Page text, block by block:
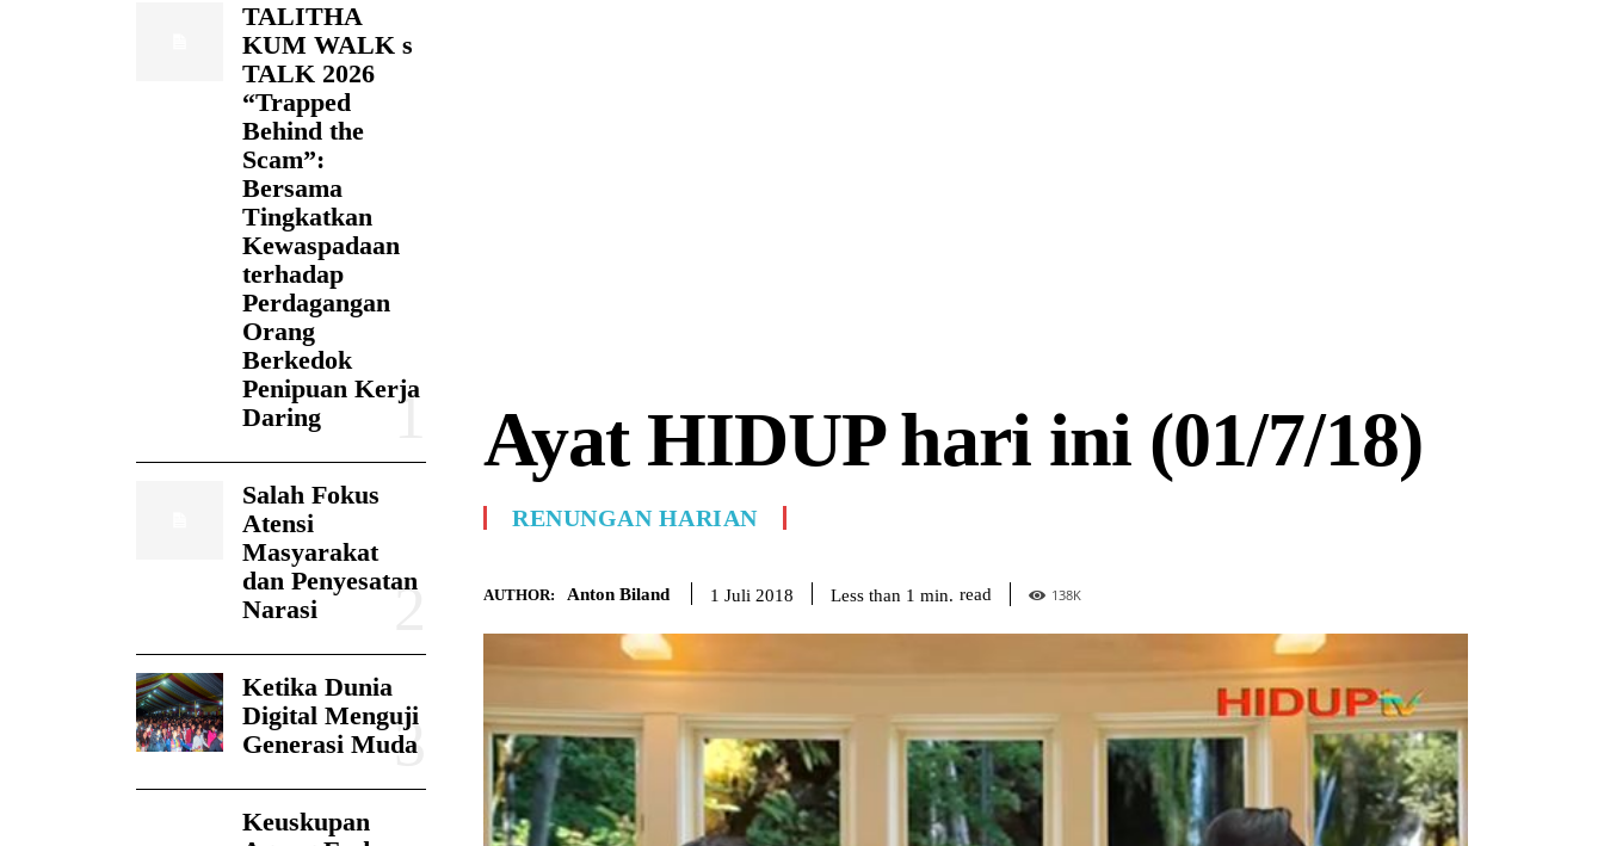
TALITHA
KUM WALK s
TALK 2026
“Trapped
Behind the
Scam”:
Bersama
Tingkatkan
Kewaspadaan
terhadap
Perdagangan
Orang
Berkedok
Penipuan Kerja
Daring
Salah Fokus
Atensi
Masyarakat
dan Penyesatan
Narasi
Ketika Dunia
Digital Menguji
Generasi Muda
Keuskupan
Ayat HIDUP hari ini (01/7/18)
RENUNGAN HARIAN
AUTHOR: Anton Biland 1 Juli 2018 Less than 1 min. read 138K